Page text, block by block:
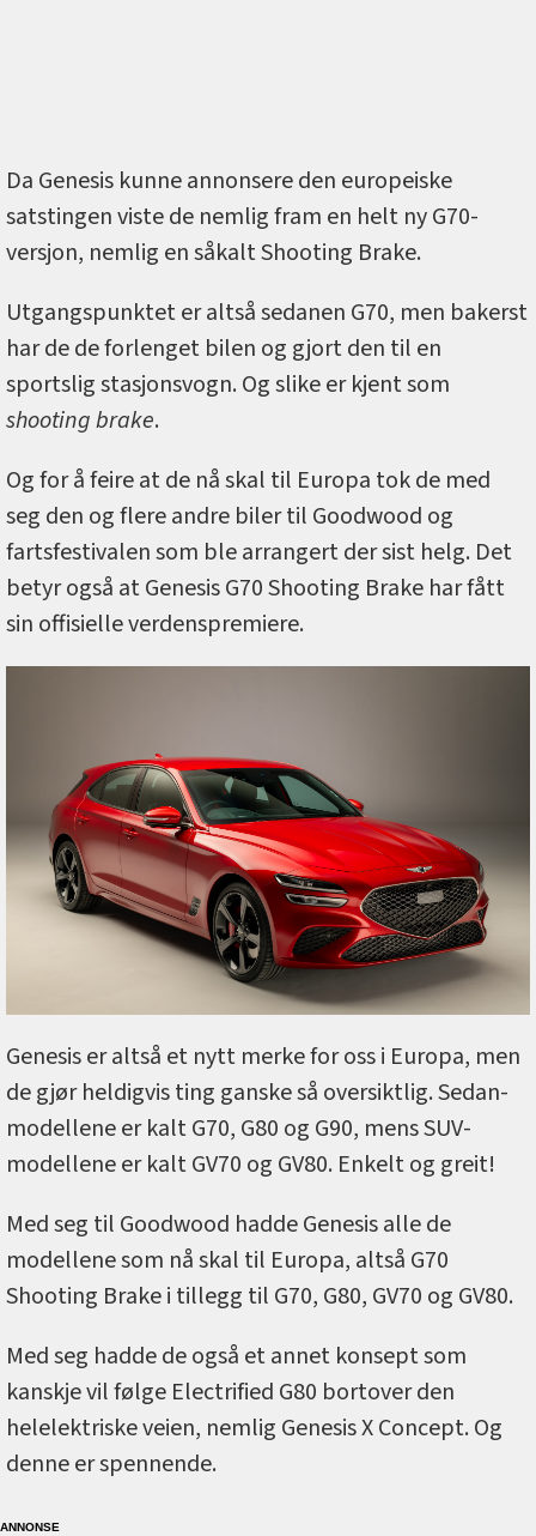
Da Genesis kunne annonsere den europeiske
satstingen viste de nemlig fram en helt ny G70-
versjon, nemlig en såkalt Shooting Brake.
Utgangspunktet er altså sedanen G70, men bakerst
har de de forlenget bilen og gjort den til en
sportslig stasjonsvogn. Og slike er kjent som
shooting brake.
Og for å feire at de nå skal til Europa tok de med
seg den og flere andre biler til Goodwood og
fartsfestivalen som ble arrangert der sist helg. Det
betyr også at Genesis G70 Shooting Brake har fått
sin offisielle verdenspremiere.
Genesis er altså et nytt merke for oss i Europa, men
de gjør heldigvis ting ganske så oversiktlig. Sedan-
modellene er kalt G70, G80 og G90, mens SUV-
modellene er kalt GV70 og GV80. Enkelt og greit!
Med seg til Goodwood hadde Genesis alle de
modellene som nå skal til Europa, altså G70
Shooting Brake i tillegg til G70, G80, GV70 og GV80.
Med seg hadde de også et annet konsept som
kanskje vil følge Electrified G80 bortover den
helelektriske veien, nemlig Genesis X Concept. Og
denne er spennende.